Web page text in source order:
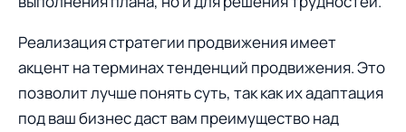
Реализация стратегии продвижения имеет
акцент на терминах тенденций продвижения. Это
позволит лучше понять суть, так как их адаптация
под ваш бизнес даст вам преимущество над